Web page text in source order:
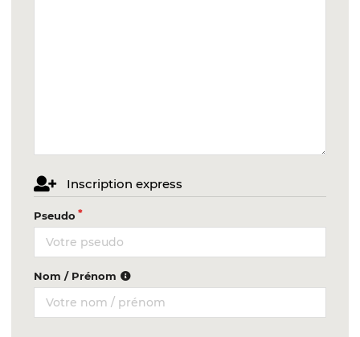
Inscription express
Pseudo
Nom / Prénom